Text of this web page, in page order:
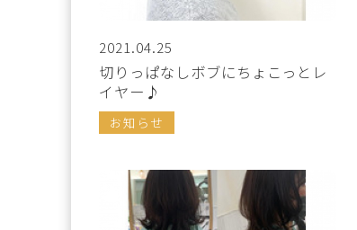
2021.04.25
切りっぱなしボブにちょこっとレ
イヤー♪
お知らせ